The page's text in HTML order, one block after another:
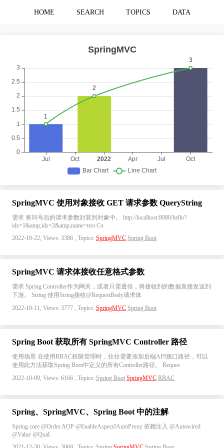
HOME SEARCH TOPICS DATA
SpringMVC 使用对象接收 GET 请求参数 QueryString
需求 将问号后的请求参数封装到对象中。 http://localhost:8080/hello?
ids=1&amp;ids=2&amp;name=test Co
2022-10-22, Views: 3386 , Topics: SpringMVC Spring Boot
SpringMVC 请求体接收任意格式参数
需求 Spring Controller作为网关，或者只需透传，将接收到的数据直接发送到
下游。 String 使用String接收@RequestBody请求体
2022-10-11, Views: 3777 , Topics: SpringMVC Spring Boot
Spring Boot 获取所有 SpringMVC Controller 路径
使用场景 在使用RBAC权限管理时，往往需要添加后端API接口路径，可以
使用此方法获取Spring Boot中定义的所有Controller路径。 Reques
2022-10-09, Views: 6166 , Topics: Spring Boot SpringMVC RBAC
Spring、SpringMVC、Spring Boot 中的注解
Spring core @Order AOP @EnableAspectJAutoProxy 依赖注入 @Autowired
@Value @Qual